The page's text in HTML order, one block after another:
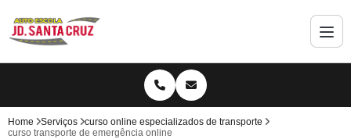
Home Serviços
curso online especializados de transporte
curso transporte de emergência online